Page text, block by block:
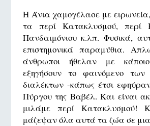
Η Άνια χαμογέλασε με
τα περί Κατακλυσμού, περί
Πανδαιμόνιου κ.λπ. Φυσικά,
επιστημονικά παραμύθια.
άνθρωποι ήθελαν με
εξηγήσουν το φαινόμενο των
διαλέκτων -κάπως έτσι
Πύργου της Βαβέλ. Και είναι
μιλάμε περί Κατακλυσμού!
μάζεψαν όλα αυτά τα ζώα σε